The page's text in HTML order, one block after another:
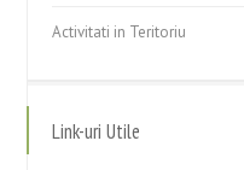
Activitati in Teritoriu
Link-uri Utile